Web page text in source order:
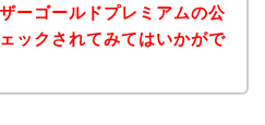
ーゴールドプレミアムの公
ックされてみてはいかがで